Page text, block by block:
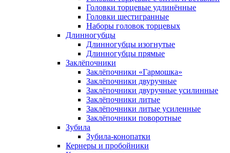
Головки торцевые удлинённые
Головки шестигранные
Наборы головок торцевых
Длинногубцы
Длинногубцы изогнутые
Длинногубцы прямые
Заклёпочники
Заклёпочники «Гармошка»
Заклёпочники двуручные
Заклёпочники двуручные усилинные
Заклёпочники литые
Заклёпочники литые усиленные
Заклёпочники поворотные
Зубила
Зубила-конопатки
Кернеры и пробойники